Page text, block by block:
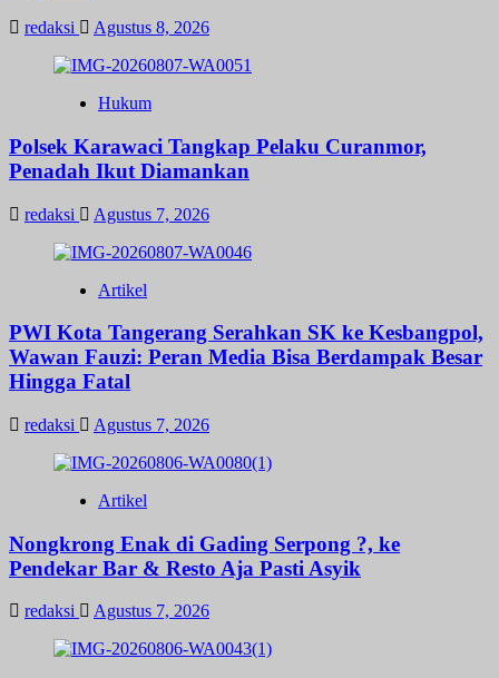
redaksi Agustus 8, 2026
Hukum
Polsek Karawaci Tangkap Pelaku Curanmor,
Penadah Ikut Diamankan
redaksi Agustus 7, 2026
Artikel
PWI Kota Tangerang Serahkan SK ke Kesbangpol,
Wawan Fauzi: Peran Media Bisa Berdampak Besar
Hingga Fatal
redaksi Agustus 7, 2026
Artikel
Nongkrong Enak di Gading Serpong ?, ke
Pendekar Bar & Resto Aja Pasti Asyik
redaksi Agustus 7, 2026